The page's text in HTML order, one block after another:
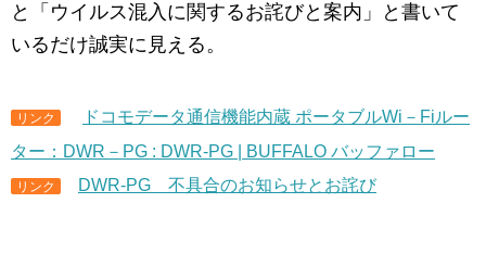
と「ウイルス混入に関するお詫びと案内」と書いて
いるだけ誠実に見える。
リンク
ドコモデータ通信機能内蔵 ポータブルWi－Fiルー
ター：DWR－PG : DWR-PG | BUFFALO バッファロー
リンク DWR-PG 不具合のお知らせとお詫び